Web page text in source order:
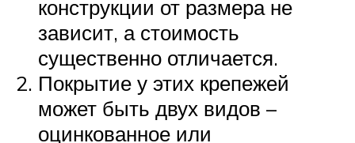
конструкции от размера не
зависит, а стоимость
существенно отличается.
Покрытие у этих крепежей
может быть двух видов –
оцинкованное или